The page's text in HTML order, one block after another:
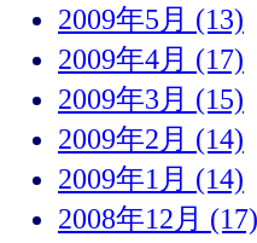
2009年5月 (13)
2009年4月 (17)
2009年3月 (15)
2009年2月 (14)
2009年1月 (14)
2008年12月 (17)